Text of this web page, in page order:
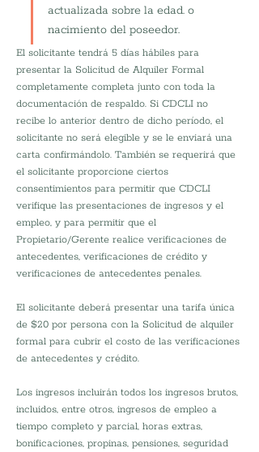
actualizada sobre la edad. o
nacimiento del poseedor.
El solicitante tendrá 5 días hábiles para
presentar la Solicitud de Alquiler Formal
completamente completa junto con toda la
documentación de respaldo. Si CDCLI no
recibe lo anterior dentro de dicho período, el
solicitante no será elegible y se le enviará una
carta confirmándolo. También se requerirá que
el solicitante proporcione ciertos
consentimientos para permitir que CDCLI
verifique las presentaciones de ingresos y el
empleo, y para permitir que el
Propietario/Gerente realice verificaciones de
antecedentes, verificaciones de crédito y
verificaciones de antecedentes penales.
El solicitante deberá presentar una tarifa única
de $20 por persona con la Solicitud de alquiler
formal para cubrir el costo de las verificaciones
de antecedentes y crédito.
Los ingresos incluirán todos los ingresos brutos,
incluidos, entre otros, ingresos de empleo a
tiempo completo y parcial, horas extras,
bonificaciones, propinas, pensiones, seguridad